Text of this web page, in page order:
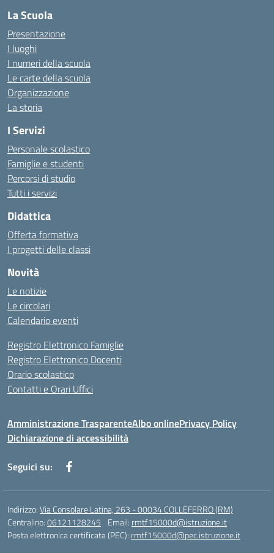
La Scuola
Presentazione
I luoghi
I numeri della scuola
Le carte della scuola
Organizzazione
La storia
I Servizi
Personale scolastico
Famiglie e studenti
Percorsi di studio
Tutti i servizi
Didattica
Offerta formativa
I progetti delle classi
Novità
Le notizie
Le circolari
Calendario eventi
Registro Elettronico Famiglie
Registro Elettronico Docenti
Orario scolastico
Contatti e Orari Uffici
Amministrazione TrasparenteAlbo onlinePrivacy Policy
Dichiarazione di accessibilità
Seguici su:
Indirizzo:Via Consolare Latina, 263 - 00034 COLLEFERRO (RM)
Centralino:06121128245 Email: rmtf15000d@istruzione.it
Posta elettronica certificata (PEC): rmtf15000d@pec.istruzione.it